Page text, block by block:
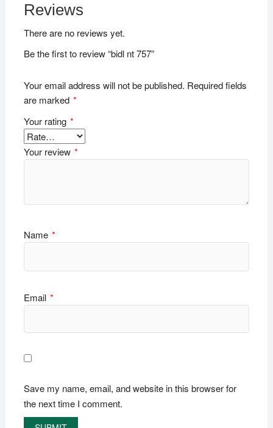
Reviews
There are no reviews yet.
Be the first to review “bidl nt 757”
Your email address will not be published. Required fields
are marked *
Your rating *
Your review *
Name *
Email *
Save my name, email, and website in this browser for
the next time I comment.